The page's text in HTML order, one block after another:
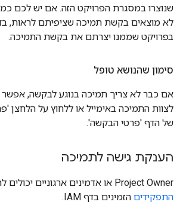
שנוצרו במסגרת הפרויקט הזה. אם יש לכם
לא מוצאים בקשת תמיכה שציפיתם לראות,
בפרויקט שממנו יצרתם את בקשת התמיכה.
סימון שהנושא טופל
אם כבר לא צריך תמיכה בנוגע לבקשה, אפשר
לצוות התמיכה באימייל או ללחוץ על הלחצן
של הדף 'פרטי הבקשה'.
הענקת גישה לתמיכה
Project Owner או אדמינים ארגוניים יכולים להקצות את כל
התפקידים הזמינים בדף IAM.